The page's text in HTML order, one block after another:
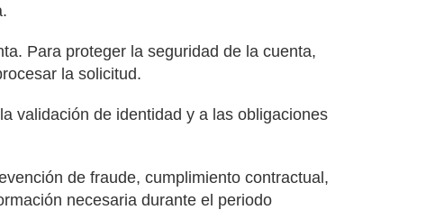
Para proteger la seguridad de la cuenta,
la solicitud.
validación de identidad y a las obligaciones
de fraude, cumplimiento contractual,
necesaria durante el periodo